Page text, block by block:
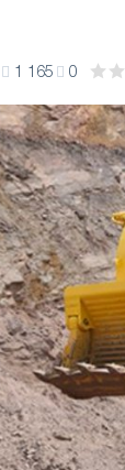
1 165 0